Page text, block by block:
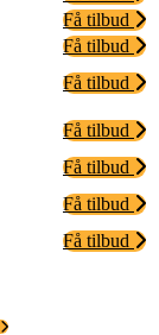
Få tilbud
Få tilbud
Få tilbud
Få tilbud
Få tilbud
Få tilbud
Få tilbud